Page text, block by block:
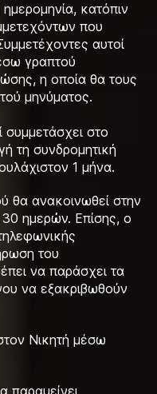
κατόπιν
που
αυτοί
γραπτού
η οποία θα τους
μηνύματος.
στο
τη συνδρομητική
1 μήνα.
θα ανακοινωθεί στην
30 ημερών. Επίσης, ο
του
να παράσχει τα
να εξακριβωθούν
Νικητή μέσω
παραμείνει